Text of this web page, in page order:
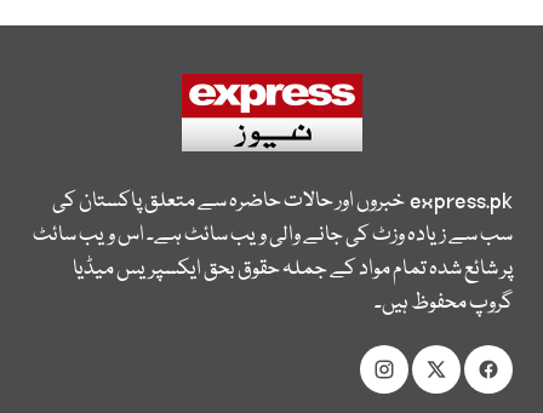
express.pkخبروں اور حالات حاضرہ سے متعلق پاکستان کی
سب سے زیادہ وزٹ کی جانے والی ویب سائٹ ہے۔ اس ویب سائٹ
پر شائع شدہ تمام مواد کے جملہ حقوق بحق ایکسپریس میڈیا
گروپ محفوظ ہیں۔